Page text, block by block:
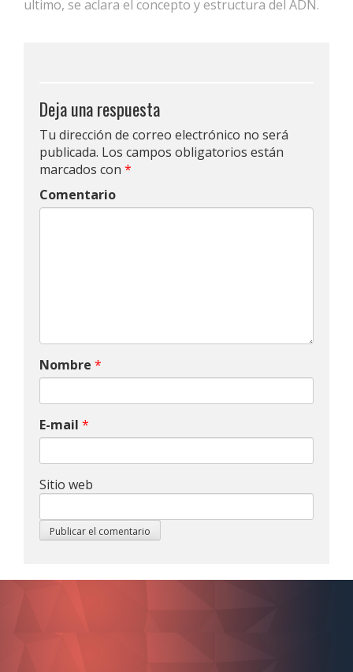
ultimo, se aclara el concepto y estructura del ADN.
Deja una respuesta
Tu dirección de correo electrónico no será
publicada. Los campos obligatorios están
marcados con *
Comentario
Nombre *
E-mail *
Sitio web